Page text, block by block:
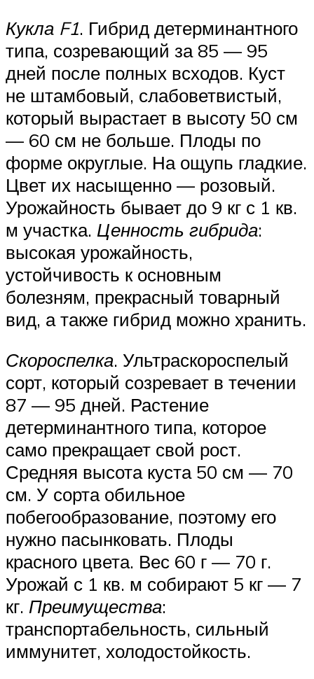
Кукла F1. Гибрид детерминантного
типа, созревающий за 85 — 95
дней после полных всходов. Куст
не штамбовый, слабоветвистый,
который вырастает в высоту 50 см
— 60 см не больше. Плоды по
форме округлые. На ощупь гладкие.
Цвет их насыщенно — розовый.
Урожайность бывает до 9 кг с 1 кв.
м участка. Ценность гибрида:
высокая урожайность,
устойчивость к основным
болезням, прекрасный товарный
вид, а также гибрид можно хранить.
Скороспелка. Ультраскороспелый
сорт, который созревает в течении
87 — 95 дней. Растение
детерминантного типа, которое
само прекращает свой рост.
Средняя высота куста 50 см — 70
см. У сорта обильное
побегообразование, поэтому его
нужно пасынковать. Плоды
красного цвета. Вес 60 г — 70 г.
Урожай с 1 кв. м собирают 5 кг — 7
кг. Преимущества:
транспортабельность, сильный
иммунитет, холодостойкость.